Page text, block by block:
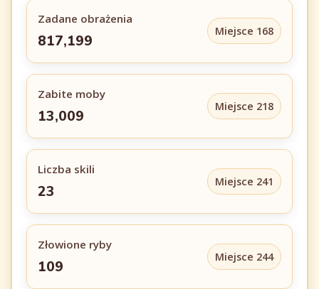
Zadane obrażenia
817,199
Miejsce 168
Zabite moby
13,009
Miejsce 218
Liczba skili
23
Miejsce 241
Złowione ryby
109
Miejsce 244